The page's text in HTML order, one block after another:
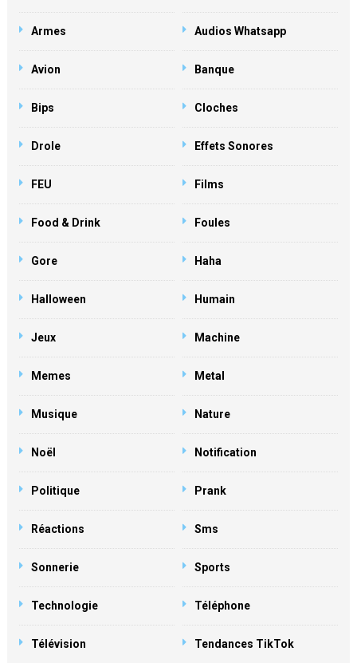
Armes Audios Whatsapp
Avion Banque
Bips Cloches
Drole Effets Sonores
FEU Films
Food & Drink Foules
Gore Haha
Halloween Humain
Jeux Machine
Memes Metal
Musique Nature
Noël Notification
Politique Prank
Réactions Sms
Sonnerie Sports
Technologie Téléphone
Télévision Tendances TikTok